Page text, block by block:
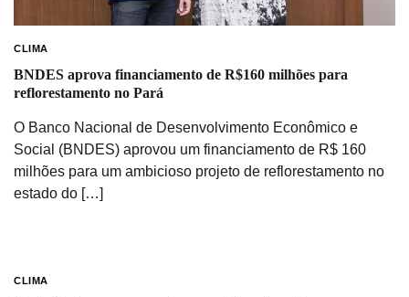
CLIMA
BNDES aprova financiamento de R$160 milhões para
reflorestamento no Pará
O Banco Nacional de Desenvolvimento Econômico e
Social (BNDES) aprovou um financiamento de R$ 160
milhões para um ambicioso projeto de reflorestamento no
estado do […]
CLIMA